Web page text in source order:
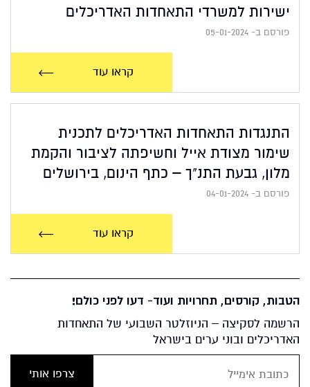
ישירות למשרדי התאחדות האדריכלים
פורסם ב- 05-01-2024
קראו עוד
התנגדות התאחדות האדריכלים לתכנית
שימור מצודת אייל וחשיפתה לציבור והקמת
מלון, גבעת התנ"ך – כתף הינום, בירושלים
פורסם ב- 04-01-2024
קראו עוד
הטבות, קורסים, תחרויות ועוד- דעו לפני כולם!
הרשמה לסקיצה – הניוזלטר השבועי של התאחדות
האדריכלים ובוני ערים בישראל